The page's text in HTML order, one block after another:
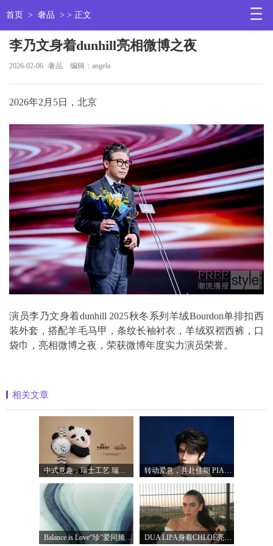
首页 > 奢品 > > 正文
李乃文身着dunhill亮相微博之夜
2026-02-06 奢品 编辑：angela
2026年2月5日，北京
演员李乃文身着dunhill 2025秋冬系列羊绒Bourdon单排扣西
装外套，搭配羊毛马甲，条纹长袖衬衣，羊绒双褶西裤，口
袋巾，亮相微博之夜，荣获微博年度实力演员荣誉。
相关文章
中式意趣，瑞士工艺 瑞士天梭表携手国宝 转动爱意，共赴佳期 PIAGET伯爵礼献七夕
Balance is Love“珍”爱同频 耀启七夕 TASA DUA LIPA身着CHLOÉ亮相 2026 SUNNY HILL 音乐节